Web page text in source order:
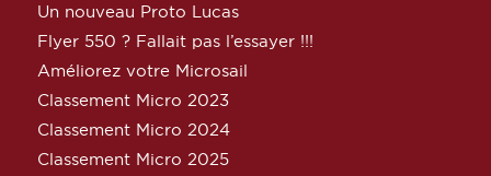
Un nouveau Proto Lucas
Flyer 550 ? Fallait pas l’essayer !!!
Améliorez votre Microsail
Classement Micro 2023
Classement Micro 2024
Classement Micro 2025